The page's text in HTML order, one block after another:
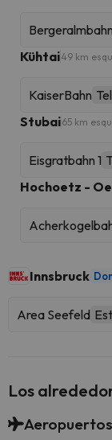
Bergeralmbahn
Kühtai49 km
KaiserBahn
Stubai65 km
Eisgratbahn 1
Hochoetz -
Innsbruck
Area Seefeld
Los